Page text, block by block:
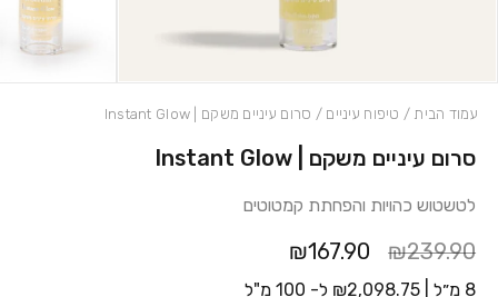
סרום עיניים משקם | Instant Glow
לטשטוש כהויות והפחתת קמטוטים
₪239.90
₪167.90
8 מ״ל | ₪2,098.75 ל- 100 מ"ל
כמות סרום עיניים משקם | Instant Glow
עמוד הבית / טיפוח עיניים / סרום עיניים משקם | Instant Glow